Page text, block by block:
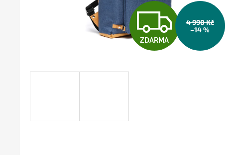
Z
D
ZDARMA
4 990 Kč
–14 %